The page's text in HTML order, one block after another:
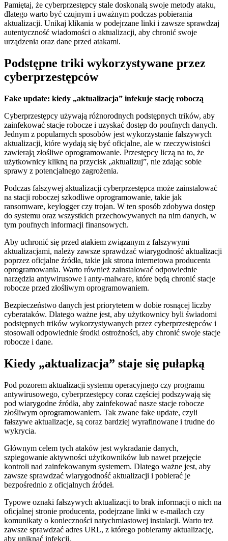
Pamiętaj, że cyberprzestępcy stale doskonalą swoje metody ‍ataku,
dlatego⁢ warto być czujnym i uważnym ​podczas pobierania
aktualizacji. Unikaj klikania w podejrzane linki i zawsze sprawdzaj‌
autentyczność wiadomości o aktualizacji, aby chronić swoje
urządzenia oraz dane przed atakami.
Podstępne triki wykorzystywane przez
cyberprzestępców
Fake update: kiedy „aktualizacja” infekuje stację roboczą
Cyberprzestępcy używają różnorodnych podstępnych trików, aby
zainfekować stacje ⁣robocze i‌ uzyskać dostęp do ⁣poufnych danych.
Jednym z popularnych⁣ sposobów jest wykorzystanie fałszywych
aktualizacji, które‌ wydają się być oficjalne, ale w rzeczywistości
zawierają złośliwe oprogramowanie. ⁣Przestępcy liczą na to, że
użytkownicy klikną na⁢ przycisk „aktualizuj”, nie zdając sobie
sprawy z potencjalnego zagrożenia.
Podczas fałszywej ​aktualizacji cyberprzestępca może zainstalować
na ⁣stacji ‌roboczej szkodliwe oprogramowanie, takie jak‌
ransomware, keylogger czy​ trojan. W ten sposób zdobywa dostęp
do ⁣systemu oraz wszystkich przechowywanych na nim danych, w
tym poufnych ‍informacji finansowych.
Aby uchronić się przed ‍atakiem związanym z ​fałszywymi‍
aktualizacjami, należy zawsze sprawdzać wiarygodność aktualizacji
poprzez oficjalne źródła, takie jak strona internetowa producenta
oprogramowania. Warto również zainstalować odpowiednie
narzędzia antywirusowe i anty-malware, które będą chronić stacje
robocze przed złośliwym oprogramowaniem.
Bezpieczeństwo danych ​jest priorytetem w dobie rosnącej liczby
cyberataków. Dlatego ważne jest, aby użytkownicy byli świadomi
podstępnych trików wykorzystywanych przez cyberprzestępców i
‌stosowali odpowiednie środki ostrożności, aby chronić swoje stacje
‍robocze i dane.
Kiedy „aktualizacja” staje się pułapką
Pod pozorem aktualizacji systemu ⁤operacyjnego czy programu ​
antywirusowego, cyberprzestępcy coraz częściej podszywają się
pod wiarygodne źródła, aby zainfekować nasze stacje robocze
złośliwym ⁣oprogramowaniem. Tak zwane fake update, czyli
fałszywe aktualizacje, są coraz bardziej wyrafinowane ‍i trudne do⁢
wykrycia.
Głównym celem tych ataków jest ⁢wykradanie danych,
szpiegowanie aktywności użytkowników lub nawet przejęcie
kontroli nad zainfekowanym‌ systemem. ⁢Dlatego ważne​ jest, aby
zawsze sprawdzać wiarygodność‍ aktualizacji i pobierać je
bezpośrednio z oficjalnych źródeł.
Typowe oznaki ​fałszywych‍ aktualizacji to brak informacji o nich na
oficjalnej ‍stronie producenta, podejrzane linki w e-mailach⁣ czy
komunikaty o konieczności natychmiastowej instalacji. Warto też
zawsze sprawdzać adres URL, z którego pobieramy aktualizację,
aby uniknąć infekcji.